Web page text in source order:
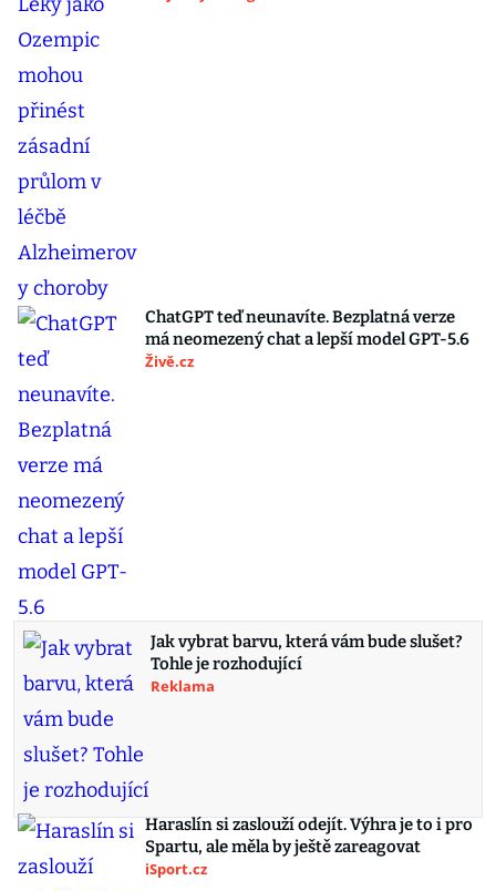
ChatGPT teď neunavíte. Bezplatná verze
má neomezený chat a lepší model GPT-5.6
Živě.cz
Jak vybrat barvu, která vám bude slušet?
Tohle je rozhodující
Reklama
Haraslín si zaslouží odejít. Výhra je to i pro
Spartu, ale měla by ještě zareagovat
iSport.cz